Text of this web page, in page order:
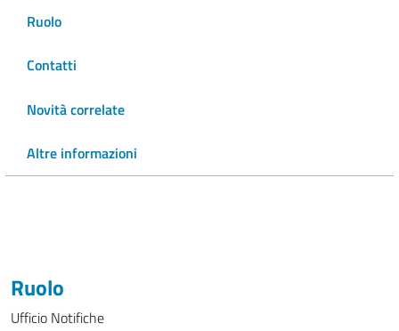
Ruolo
Contatti
Novità correlate
Altre informazioni
Ruolo
Ufficio Notifiche